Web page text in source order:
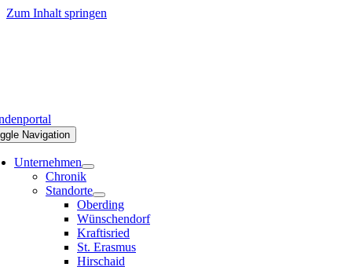
Zum Inhalt springen
Navigation
Unternehmen
Chronik
Standorte
Oberding
Wünschendorf
Kraftisried
St. Erasmus
Hirschaid